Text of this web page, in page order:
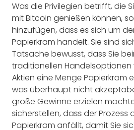
Was die Privilegien betrifft, die
mit Bitcoin genießen können,
hinzufügen, dass es sich um
Papierkram handelt. Sie sind
Tatsache bewusst, dass Sie
traditionellen Handelsoptionen
Aktien eine Menge Papierkram
was überhaupt nicht
große Gewinne erzielen
sicherstellen, dass der Prozess
Papierkram anfällt, damit Sie